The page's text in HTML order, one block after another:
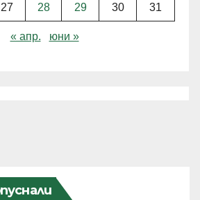
27 28 29 30 31
« апр. юни »